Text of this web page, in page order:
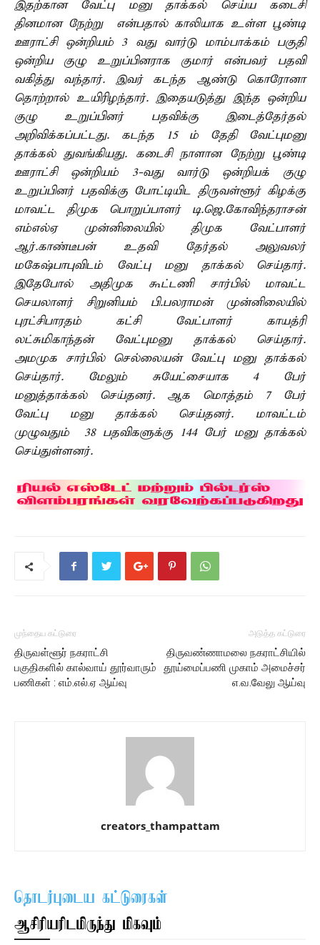
இதற்கான வேட்பு மனு தாக்கல் செய்ய கடைசி
தினமான நேற்று என்பதால் காலியாக உள்ள பூண்டி
ஊராட்சி ஒன்றியம் 3 வது வார்டு மாம்பாக்கம் பகுதி
ஒன்றிய குழு உறுப்பினராக குமார் என்பவர் பதவி
வகித்து வந்தார். இவர் கடந்த ஆண்டு கொரோனா
தொற்றால் உயிரிழந்தார். இதையடுத்து இந்த ஒன்றிய
குழு உறுப்பினர் பதவிக்கு இடைத்தேர்தல்
அறிவிக்கப்பட்டது. கடந்த 15 ம் தேதி வேட்புமனு
தாக்கல் துவங்கியது. கடைசி நாளான நேற்று பூண்டி
ஊராட்சி ஒன்றியம் 3-வது வார்டு ஒன்றியக் குழு
உறுப்பினர் பதவிக்கு போட்டியிட திருவள்ளூர் கிழக்கு
மாவட்ட திமுக பொறுப்பாளர் டி.ஜெ.கோவிந்தராசன்
எம்எல்ஏ முன்னிலையில் திமுக வேட்பாளர்
ஆர்.காண்டீபன் உதவி தேர்தல் அலுவலர்
மகேஷ்பாபுவிடம் வேட்பு மனு தாக்கல் செய்தார்.
இதேபோல் அதிமுக கூட்டணி சார்பில் மாவட்ட
செயலாளர் சிறுனியம் பி.பலராமன் முன்னிலையில்
புரட்சிபாரதம் கட்சி வேட்பாளர் காயத்ரி
லட்சுமிகாந்தன் வேட்புமனு தாக்கல் செய்தார்.
அமமுக சார்பில் செல்லையன் வேட்பு மனு தாக்கல்
செய்தார். மேலும் சுயேட்சையாக 4 பேர்
மனுத்தாக்கல் செய்தனர். ஆக மொத்தம் 7 பேர்
வேட்பு மனு தாக்கல் செய்தனர். மாவட்டம்
முழுவதும் 38 பதவிகளுக்கு 144 பேர் மனு தாக்கல்
செய்துள்ளனர்.
முந்தைய கட்டுரை
திருவள்ளூர் நகராட்சி
பகுதிகளில் கால்வாய் தூர்வாரும்
பணிகள் : எம்.எல்.ஏ ஆய்வு
அடுத்த கட்டுரை
திருவண்ணாமலை நகராட்சியில்
தூய்மைப்பணி முகாம் அமைச்சர்
எ.வ.வேலு ஆய்வு
creators_thampattam
தொடர்புடைய கட்டுரைகள்
ஆசிரியரிடமிருந்து மிகவும்